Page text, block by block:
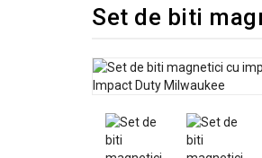
Set de biti